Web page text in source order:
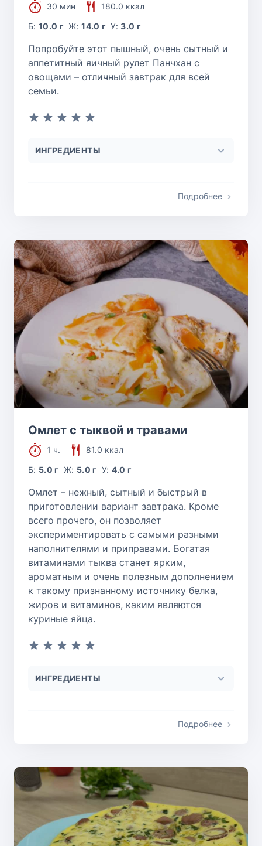
30 мин
180.0 ккал
Б:10.0 г Ж:14.0 г У:3.0 г
Попробуйте этот пышный, очень сытный и
аппетитный яичный рулет Панчхан с
овощами – отличный завтрак для всей
семьи.
ИНГРЕДИЕНТЫ
Подробнее
Омлет с тыквой и травами
1 ч.
81.0 ккал
Б: 5.0 г Ж: 5.0 г У: 4.0 г
Омлет – нежный, сытный и быстрый в
приготовлении вариант завтрака. Кроме
всего прочего, он позволяет
экспериментировать с самыми разными
наполнителями и приправами. Богатая
витаминами тыква станет ярким,
ароматным и очень полезным дополнением
к такому признанному источнику белка,
жиров и витаминов, каким являются
куриные яйца.
ИНГРЕДИЕНТЫ
Подробнее